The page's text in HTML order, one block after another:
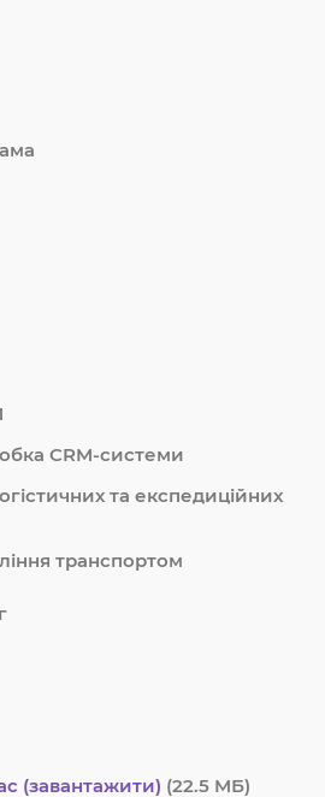
CRM-системи
та експедиційних
транспортом
(завантажити) (22.5 MБ)